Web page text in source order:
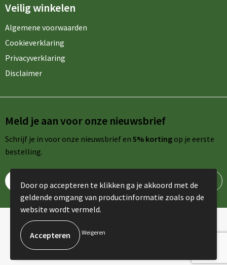
Veilig winkelen
Algemene voorwaarden
Cookieverklaring
Privacyverklaring
Disclaimer
Meld je aan voor onze nieuwsbrief
Schrijf je in voor onze nieuwsbrief en 5% kortingop je eerste
bestelling.
© Copyright AdPromo 2024
Door op accepteren te klikken ga je akkoord met de
geldende omgang van productinformatie zoals op de
website wordt vermeld.
Weigeren